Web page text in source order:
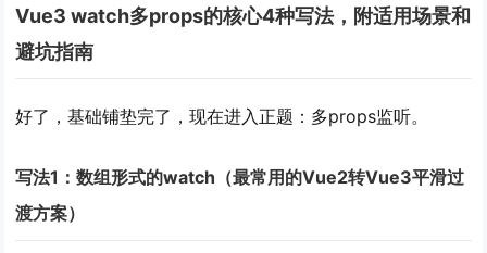
Vue3 watch多props的核心4种写法，附适用场景和
避坑指南
好了，基础铺垫完了，现在进入正题：多props监听。
写法1：数组形式的watch（最常用的Vue2转Vue3平滑过
渡方案）